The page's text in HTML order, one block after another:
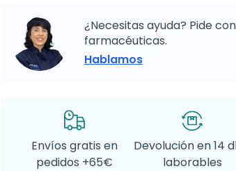
¿Necesitas ayuda? Pide
farmacéuticas.
Hablamos
Envíos gratis en
pedidos +65€
Devolución en 14
laborables